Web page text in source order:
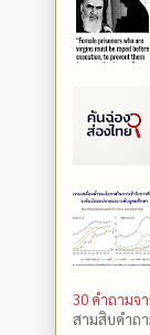
30 คำถามจา
สามสิบคำถา